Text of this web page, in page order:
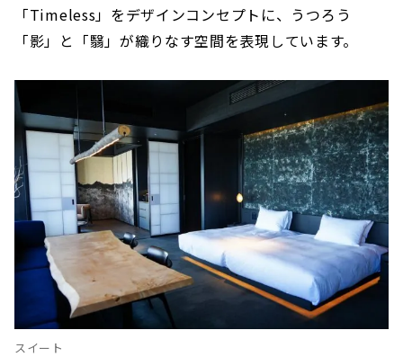
「Timeless」をデザインコンセプトに、うつろう
「影」と「翳」が織りなす空間を表現しています。
スイート